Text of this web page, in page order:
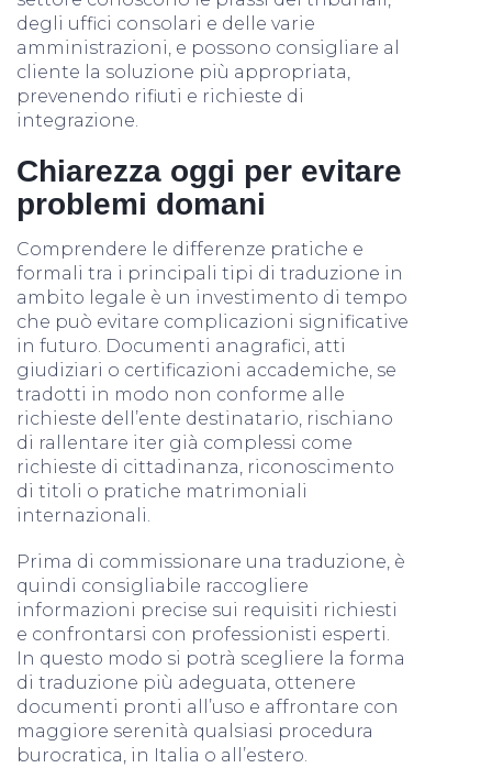
degli uffici consolari e delle varie
amministrazioni, e possono consigliare al
cliente la soluzione più appropriata,
prevenendo rifiuti e richieste di
integrazione.
Chiarezza oggi per evitare
problemi domani
Comprendere le differenze pratiche e
formali tra i principali tipi di traduzione in
ambito legale è un investimento di tempo
che può evitare complicazioni significative
in futuro. Documenti anagrafici, atti
giudiziari o certificazioni accademiche, se
tradotti in modo non conforme alle
richieste dell’ente destinatario, rischiano
di rallentare iter già complessi come
richieste di cittadinanza, riconoscimento
di titoli o pratiche matrimoniali
internazionali.
Prima di commissionare una traduzione, è
quindi consigliabile raccogliere
informazioni precise sui requisiti richiesti
e confrontarsi con professionisti esperti.
In questo modo si potrà scegliere la forma
di traduzione più adeguata, ottenere
documenti pronti all’uso e affrontare con
maggiore serenità qualsiasi procedura
burocratica, in Italia o all’estero.